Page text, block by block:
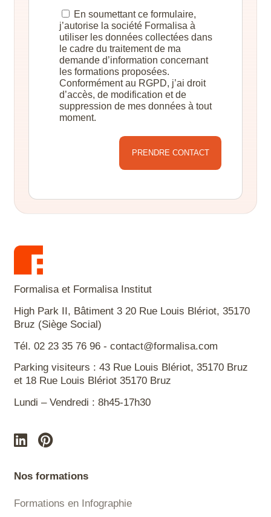
En soumettant ce formulaire,
j’autorise la société Formalisa à
utiliser les données collectées dans
le cadre du traitement de ma
demande d’information concernant
les formations proposées.
Conformément au RGPD, j’ai droit
d’accès, de modification et de
suppression de mes données à tout
moment.
Formalisa et Formalisa Institut
High Park II, Bâtiment 3 20 Rue Louis Blériot, 35170
Bruz (Siège Social)
Tél. 02 23 35 76 96 - contact@formalisa.com
Parking visiteurs : 43 Rue Louis Blériot, 35170 Bruz
et 18 Rue Louis Blériot 35170 Bruz
Lundi – Vendredi : 8h45-17h30
Nos formations
Formations en Infographie